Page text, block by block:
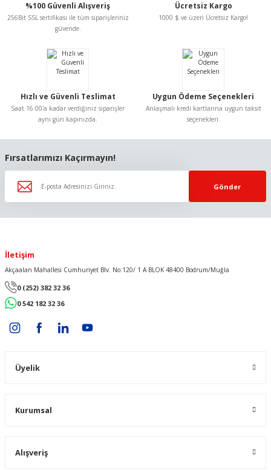
%100 Güvenli Alışveriş
256Bit SSL sertifikası ile tüm siparişleriniz
güvende.
Ücretsiz Kargo
1000 $ ve üzeri Ücretsiz Kargo!
Hızlı ve Güvenli Teslimat
Saat 16:00'a kadar verdiğiniz siparişler
aynı gün kapınızda.
Uygun Ödeme Seçenekleri
Anlaşmalı kredi kartlarına uygun taksit
seçenekleri.
Fırsatlarımızı Kaçırmayın!
Gönder
İletişim
Akçaalan Mahallesi Cumhuriyet Blv. No:120/ 1 A BLOK 48400 Bodrum/Muğla
0 (252) 382 32 36
0 542 182 32 36
Üyelik
Kurumsal
Alışveriş